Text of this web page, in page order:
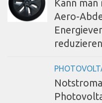
Kann
Aero-